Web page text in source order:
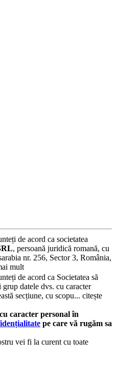
de acord ca societatea
, persoană juridică romană, cu
nr. 256, Sector 3, România,
mult
de acord ca Societatea să
grup datele dvs. cu caracter
secțiune, cu scopu... citește
caracter personal în
pe care vă rugăm sa
vei fi la curent cu toate